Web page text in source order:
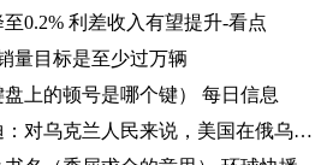
0.2% 利差收入有望提升-看点
量目标是至少过万辆
上的顿号是哪个键） 每日信息
美总统候选人小肯尼迪：对乌克兰人民来说，美国在俄乌中扮演的角色很糟糕